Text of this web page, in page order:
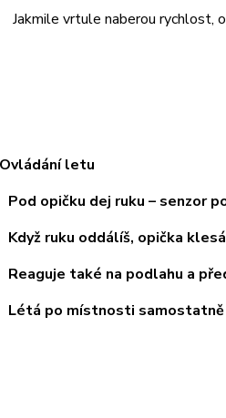
vrtule naberou rychlost,
letu
opičku dej ruku – senzor
ruku oddálíš, opička
také na podlahu a
po místnosti samostatně